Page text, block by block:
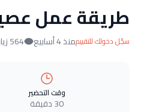
طريقة عمل
سجّل دخولك للتقييممنذ 4 أسابيع 564 زيارات
وقت التحضير
30 دقيقة